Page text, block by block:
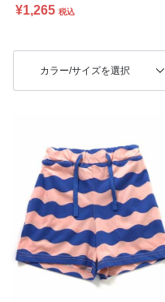
¥1,265 税込
カラー/サイズを選択